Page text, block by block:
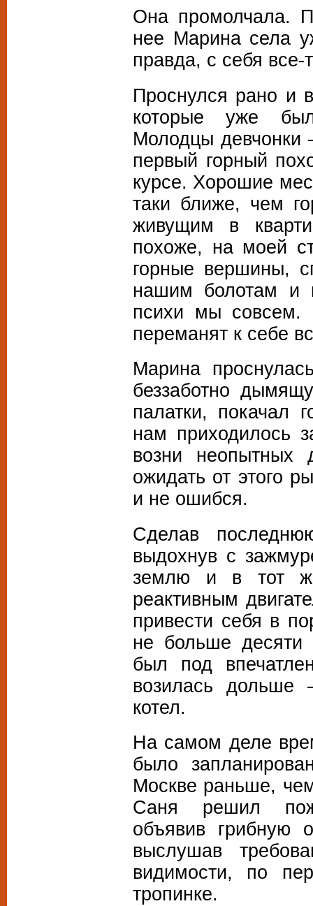
Она промолчала.
нее Марина села
правда, с себя все-
Проснулся рано и
которые уже
Молодцы девчонки
первый горный
курсе. Хорошие
таки ближе, чем
живущим в
похоже, на моей
горные вершины,
нашим болотам и
психи мы совсем.
переманят к себе
Марина
беззаботно
палатки, покачал
нам приходилось
возни неопытных
ожидать от этого
и не ошибся.
Сделав
выдохнув с
землю и в тот
реактивным
привести себя в
не больше десяти
был под
возилась дольше
котел.
На самом деле
было
Москве раньше,
Саня решил
объявив грибную
выслушав
видимости, по
тропинке.